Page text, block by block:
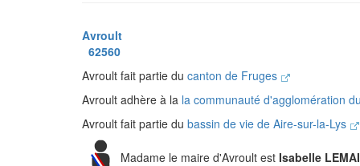
Avroult
62560
Avroult fait partie du canton de Fruges
Avroult adhère à la la communauté d'agglomération
Avroult fait partie du bassin de vie de Aire-sur-la-Lys
Madame le maire d'Avroult est Isabelle